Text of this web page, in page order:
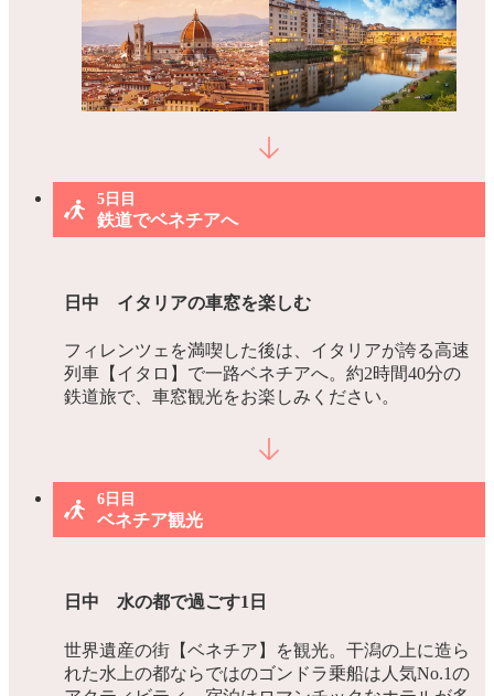
5日目
鉄道でベネチアへ
日中 イタリアの車窓を楽しむ
フィレンツェを満喫した後は、イタリアが誇る高速
列車【イタロ】で一路ベネチアへ。約2時間40分の
鉄道旅で、車窓観光をお楽しみください。
6日目
ベネチア観光
日中 水の都で過ごす1日
世界遺産の街【ベネチア】を観光。干潟の上に造ら
れた水上の都ならではのゴンドラ乗船は人気No.1の